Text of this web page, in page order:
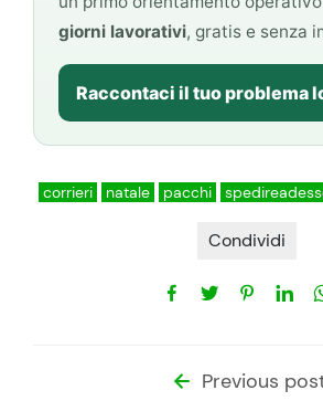
giorni lavorativi, gratis e senza
Raccontaci il tuo problema
corrieri natale pacchi
Condividi
Previous